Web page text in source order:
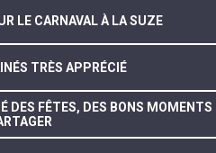
LE CARNAVAL À LA SUZE
TRÈS APPRÉCIÉ
DES FÊTES, DES BONS MOMENTS